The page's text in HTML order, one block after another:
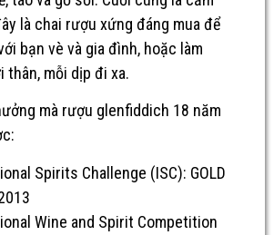
là chai rượu xứng đáng mua để
bạn vè và gia đình, hoặc làm
thân, mỗi dịp đi xa.
mà rượu glenfiddich 18 năm
Spirits Challenge (ISC): GOLD
Wine and Spirit Competition